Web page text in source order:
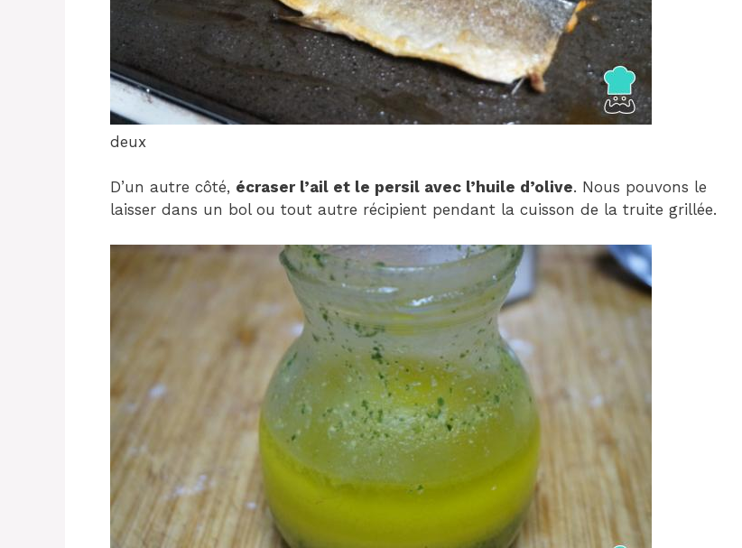
deux
D’un autre côté, écraser l’ail et le persil avec l’huile d’olive. Nous pouvons le
laisser dans un bol ou tout autre récipient pendant la cuisson de la truite grillée.